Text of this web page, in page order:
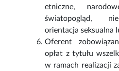
etniczne,
światopogląd,
orientacja seksualna
Oferent
opłat z tytułu
w ramach realizacji